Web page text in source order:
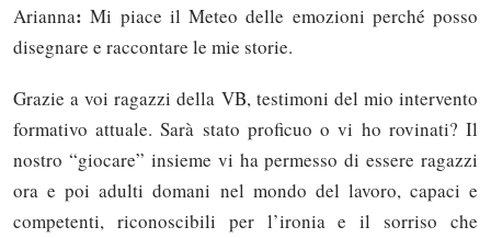
Arianna:Mi piace il Meteo delle emozioni perché posso
disegnare e raccontare le mie storie.
Grazie a voi ragazzi della VB, testimoni del mio intervento
formativo attuale. Sarà stato proficuo o vi ho rovinati? Il
nostro “giocare” insieme vi ha permesso di essere ragazzi
ora e poi adulti domani nel mondo del lavoro, capaci e
competenti, riconoscibili per l’ironia e il sorriso che